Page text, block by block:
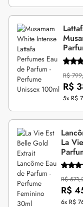
R$
R$
5x R$
La
R$
R$
6x R$